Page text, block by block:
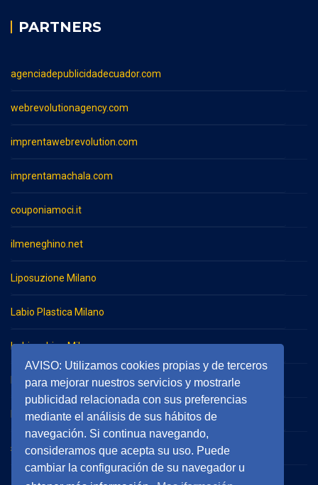
AVISO: Utilizamos cookies propias y de terceros
para mejorar nuestros servicios y mostrarle
publicidad relacionada con sus preferencias
mediante el análisis de sus hábitos de
navegación. Si continua navegando,
consideramos que acepta su uso. Puede
cambiar la configuración de su navegador u
PARTNERS
agenciadepublicidadecuador.com
webrevolutionagency.com
imprentawebrevolution.com
imprentamachala.com
couponiamoci.it
ilmeneghino.net
Liposuzione Milano
Labio Plastica Milano
Imbianchino Milano
Impresa di pulizie Milano
Impresa di pulizie Monza
serramentieinfissimilano.it